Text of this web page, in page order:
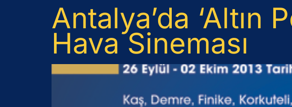
Antalya’da ‘Altın
Hava Sineması